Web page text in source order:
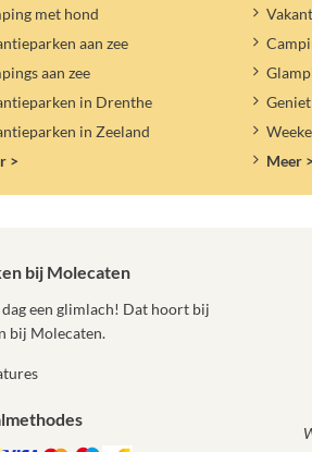
met hond
aan zee
aan zee
in Drenthe
in Zeeland
>
Meer >
bij Molecaten
dag een glimlach! Dat hoort bij
bij Molecaten.